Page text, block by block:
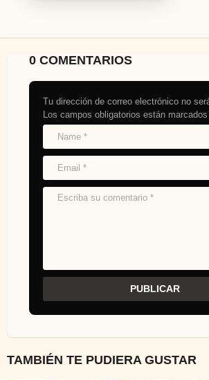
0 COMENTARIOS
Tu dirección de correo electrónico no
Los campos obligatorios están
TAMBIÉN TE PUDIERA GUSTAR